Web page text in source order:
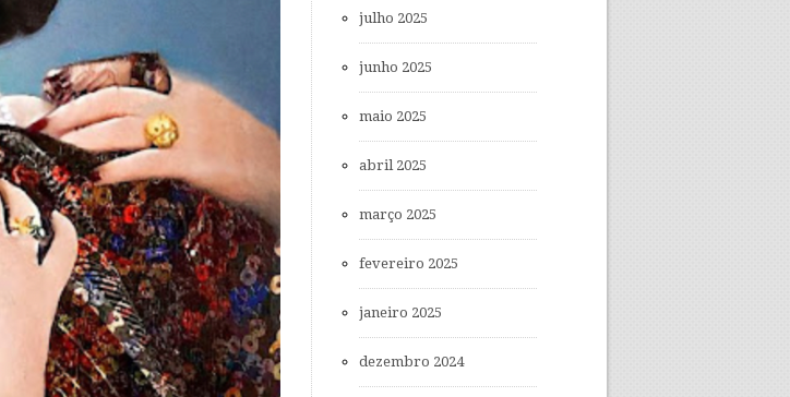
julho 2025
junho 2025
maio 2025
abril 2025
março 2025
fevereiro 2025
janeiro 2025
dezembro 2024